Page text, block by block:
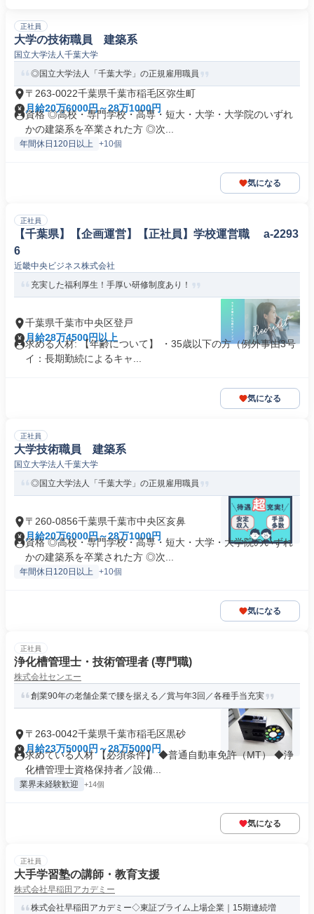
正社員
大学の技術職員 建築系
国立大学法人千葉大学
◎国立大学法人「千葉大学」の正規雇用職員
〒263-0022千葉県千葉市稲毛区弥生町
月給20万6000円～28万1000円
資格 ◎高校・専門学校・高専・短大・大学・大学院のいずれ
かの建築系を卒業された方 ◎次...
年間休日120日以上 +10個
気になる
正社員
【千葉県】【企画運営】【正社員】学校運営職 a-2293
6
近畿中央ビジネス株式会社
充実した福利厚生！手厚い研修制度あり！
千葉県千葉市中央区登戸
月給28万4500円以上
求める人材: 【年齢について】 ・35歳以下の方（例外事由3号
イ：長期勤続によるキャ...
気になる
正社員
大学技術職員 建築系
国立大学法人千葉大学
◎国立大学法人「千葉大学」の正規雇用職員
〒260-0856千葉県千葉市中央区亥鼻
月給20万6000円～28万1000円
資格 ◎高校・専門学校・高専・短大・大学・大学院のいずれ
かの建築系を卒業された方 ◎次...
年間休日120日以上 +10個
気になる
正社員
浄化槽管理士・技術管理者 (専門職)
株式会社センエー
創業90年の老舗企業で腰を据える／賞与年3回／各種手当充実
〒263-0042千葉県千葉市稲毛区黒砂
月給23万5000円～28万5000円
求めている人材 【必須条件】 ◆普通自動車免許（MT） ◆浄
化槽管理士資格保持者／設備...
業界未経験歓迎 +14個
気になる
正社員
大手学習塾の講師・教育支援
株式会社早稲田アカデミー
株式会社早稲田アカデミー◇東証プライム上場企業｜15期連続増